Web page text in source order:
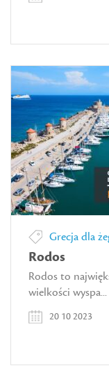
Grecja dla
Rodos
Rodos to
wielkości wyspa...
20 10 2023